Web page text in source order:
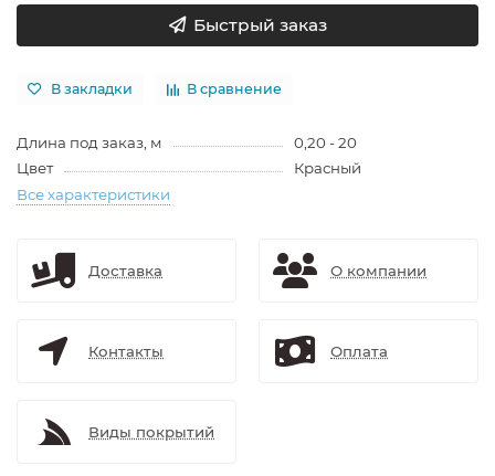
Быстрый заказ
В закладки В сравнение
Длина под заказ, м
0,20 - 20
Цвет
Красный
Все характеристики
Доставка О компании
Контакты Оплата
Виды покрытий